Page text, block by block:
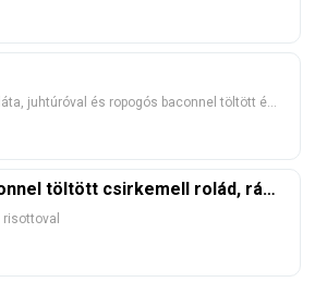
Spárgával, baconnel töltött csirkemell rolád, rántva